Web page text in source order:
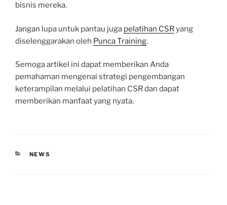
bisnis mereka.
Jangan lupa untuk pantau juga pelatihan CSRyang
diselenggarakan oleh Punca Training.
Semoga artikel ini dapat memberikan Anda
pemahaman mengenai strategi pengembangan
keterampilan melalui pelatihan CSR dan dapat
memberikan manfaat yang nyata.
CATEGORIES
NEWS